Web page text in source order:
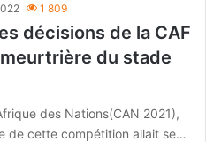
1 809
décisions de la CAF
du stade
des Nations(CAN 2021),
de cette compétition allait se…